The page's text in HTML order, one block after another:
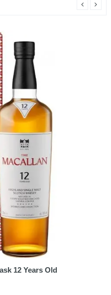
12 Years Old